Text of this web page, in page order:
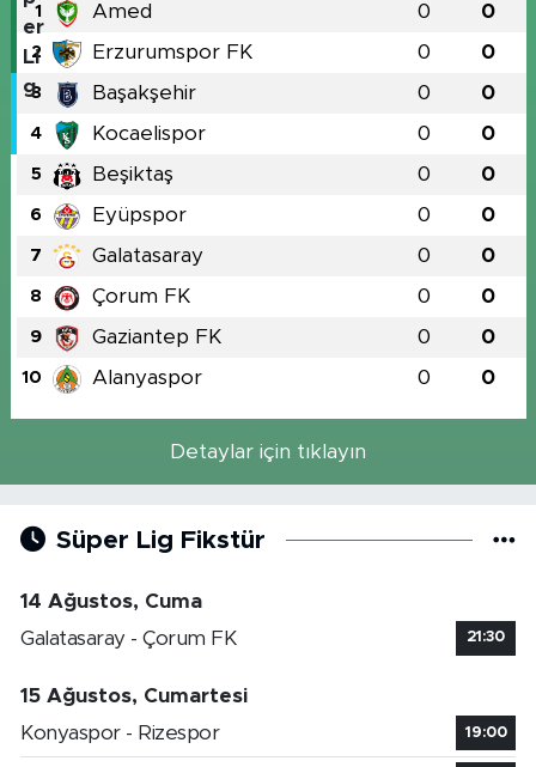
1 Amed 0 0
2 Erzurumspor FK 0 0
3 Başakşehir 0 0
4 Kocaelispor 0 0
5 Beşiktaş 0 0
6 Eyüpspor 0 0
7 Galatasaray 0 0
8 Çorum FK 0 0
9 Gaziantep FK 0 0
10 Alanyaspor 0 0
Detaylar için tıklayın
Süper Lig Fikstür
14 Ağustos, Cuma
Galatasaray - Çorum FK
21:30
15 Ağustos, Cumartesi
Konyaspor - Rizespor
19:00